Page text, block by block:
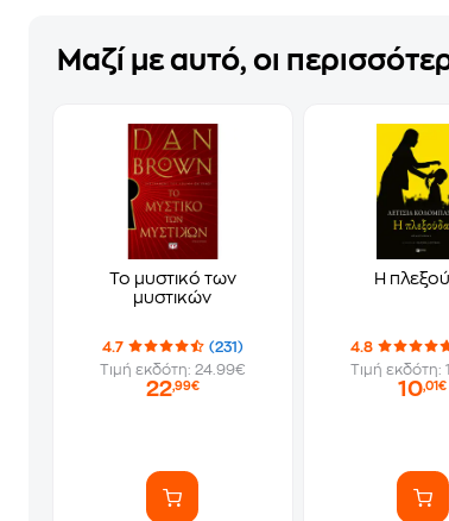
Μαζί με αυτό, οι
Το μυστικό των
μυστικών
4.7
(231)
Τιμή εκδότη: 24.99€
22,99€
Η
4.8
Τιμή εκδότη:
10,01€